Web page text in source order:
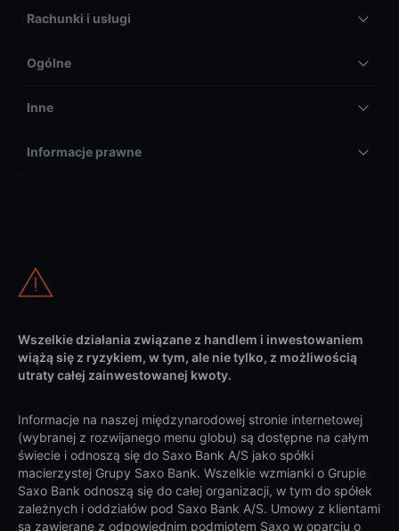
Rachunki i usługi
Ogólne
Inne
Informacje prawne
Wszelkie działania związane z handlem i inwestowaniem
wiążą się z ryzykiem, w tym, ale nie tylko, z możliwością
utraty całej zainwestowanej kwoty.
Informacje na naszej międzynarodowej stronie internetowej
(wybranej z rozwijanego menu globu) są dostępne na całym
świecie i odnoszą się do Saxo Bank A/S jako spółki
macierzystej Grupy Saxo Bank. Wszelkie wzmianki o Grupie
Saxo Bank odnoszą się do całej organizacji, w tym do spółek
zależnych i oddziałów pod Saxo Bank A/S. Umowy z klientami
są zawierane z odpowiednim podmiotem Saxo w oparciu o